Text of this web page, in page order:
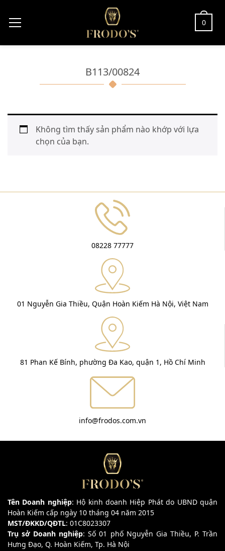
0
B113/00824
Không tìm thấy sản phẩm nào khớp với lựa
chọn của bạn.
08228 77777
01 Nguyễn Gia Thiều, Quận Hoàn Kiếm Hà Nội, Việt Nam
81 Phan Kế Bính, phường Đa Kao, quận 1, Hồ Chí Minh
info@frodos.com.vn
Tên Doanh nghiệp: Hộ kinh doanh Hiệp Phát do UBND quận
Hoàn Kiếm cấp ngày 10 tháng 04 năm 2015
MST/ĐKKD/QĐTL: 01C8023307
Trụ sở Doanh nghiệp: Số 01 phố Nguyễn Gia Thiều, P. Trần
Hưng Đạo, Q. Hoàn Kiếm, Tp. Hà Nội